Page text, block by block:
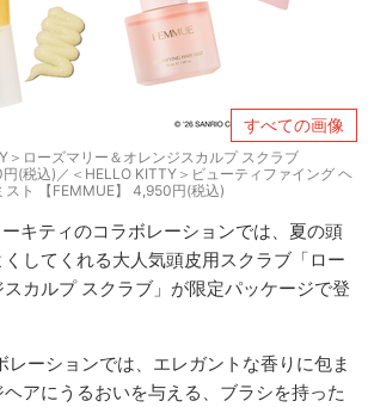
すべての画像
＞ローズマリー＆オレンジスカルプ スクラブ
円(税込)／＜HELLO KITTY＞ビューティファイング ヘ
スト 【FEMMUE】 4,950円(税込)
キティのコラボレーションでは、夏の頭
してくれる大人気頭皮用スクラブ「ロー
カルプ スクラブ」が限定パッケージで登
レーションでは、エレガントな香りに包ま
アにうるおいを与える、ブラシを持った